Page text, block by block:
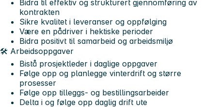
Bidra til effektiv og strukturert gjennomføring av
kontrakten
Sikre kvalitet i leveranser og oppfølging
Være en pådriver i hektiske perioder
Bidra positivt til samarbeid og arbeidsmiljø
🛠️ Arbeidsoppgaver
Bistå prosjektleder i daglige oppgaver
Følge opp og planlegge vinterdrift og større
prosesser
Følge opp tilleggs- og bestillingsarbeider
Delta i og følge opp daglig drift ute